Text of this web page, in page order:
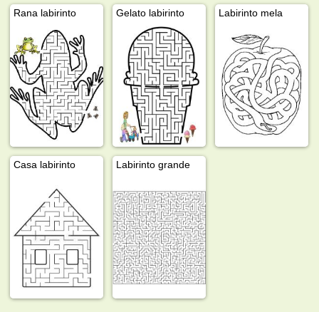
Rana labirinto Gelato labirinto Labirinto mela
Casa labirinto Labirinto grande